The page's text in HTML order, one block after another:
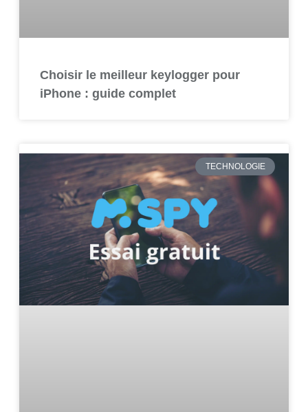
Choisir le meilleur keylogger pour
iPhone : guide complet
TECHNOLOGIE